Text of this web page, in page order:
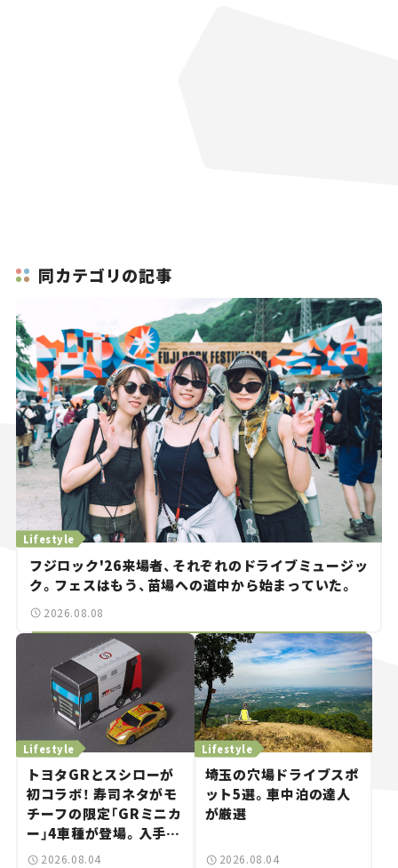
同カテゴリの記事
フジロック'26来場者、それぞれのドライブミュージッ
ク。フェスはもう、苗場への道中から始まっていた。
Lifestyle
2026.08.08
トヨタGRとスシローが
初コラボ！ 寿司ネタがモ
チーフの限定「GRミニカ
ー」4車種が登場。入手方
法は？【クルマとホビー】
Lifestyle
2026.08.04
埼玉の穴場ドライブスポ
ット5選。車中泊の達人
が厳選
Lifestyle
2026.08.04